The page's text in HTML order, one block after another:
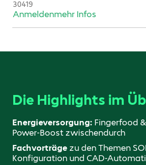
30419
Anmeldenmehr Infos
Die Highlights im
Energieversorgung: Fingerfood
Power-Boost zwischendurch
Fachvorträge zu den Themen
Konfiguration und CAD-